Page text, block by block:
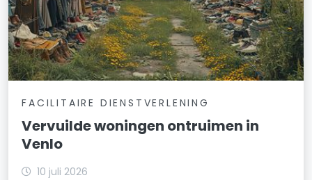
FACILITAIRE DIENSTVERLENING
Vervuilde woningen ontruimen in
Venlo
10 juli 2026